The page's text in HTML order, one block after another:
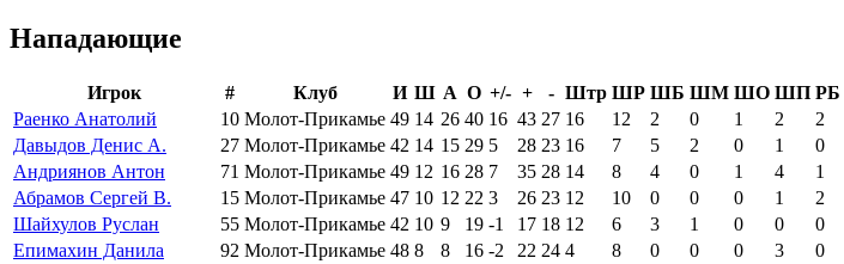
Нападающие
Игрок # Клуб И Ш А О +/- + - Штр ШР ШБ ШМ ШО ШП РБ
Раенко Анатолий
10 Молот-Прикамье 49 14 26 40 16 43 27 16 12 2 0 1 2 2
Давыдов Денис А.
27 Молот-Прикамье 42 14 15 29 5 28 23 16 7 5 2 0 1 0
Андриянов Антон
71 Молот-Прикамье 49 12 16 28 7 35 28 14 8 4 0 1 4 1
Абрамов Сергей В.
15 Молот-Прикамье 47 10 12 22 3 26 23 12 10 0 0 0 1 2
Шайхулов Руслан
55 Молот-Прикамье 42 10 9 19 -1 17 18 12 6 3 1 0 0 0
Епимахин Данила
92 Молот-Прикамье 48 8 8 16 -2 22 24 4 8 0 0 0 3 0